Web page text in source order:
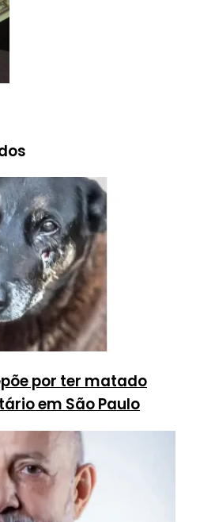
por ter matado
em São Paulo